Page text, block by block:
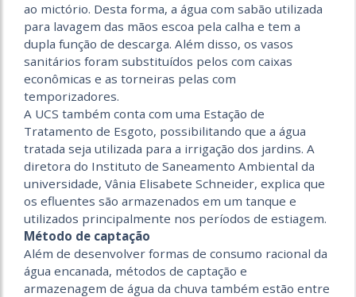
ao mictório. Desta forma, a água com sabão utilizada
para lavagem das mãos escoa pela calha e tem a
dupla função de descarga. Além disso, os vasos
sanitários foram substituídos pelos com caixas
econômicas e as torneiras pelas com
temporizadores.
A UCS também conta com uma Estação de
Tratamento de Esgoto, possibilitando que a água
tratada seja utilizada para a irrigação dos jardins. A
diretora do Instituto de Saneamento Ambiental da
universidade, Vânia Elisabete Schneider, explica que
os efluentes são armazenados em um tanque e
utilizados principalmente nos períodos de estiagem.
Método de captação
Além de desenvolver formas de consumo racional da
água encanada, métodos de captação e
armazenagem de água da chuva também estão entre